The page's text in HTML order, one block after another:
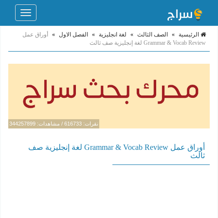
Toggle
الرئيسية » الصف الثالث » لغة انجليزية » الفصل الاول »
أوراق عمل
Grammar & Vocab Review لغة إنجليزية صف ثالث
نقرات: 616733 / مشاهدات: 344257899
أوراق عمل Grammar & Vocab Review لغة إنجليزية صف
ثالث